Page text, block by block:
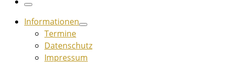
Menü
Informationen
Termine
Datenschutz
Impressum